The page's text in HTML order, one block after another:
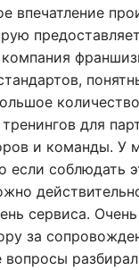
впечатление
предоставляет
для
и команды. У
если соблюдать
сервиса.
за
вопросы